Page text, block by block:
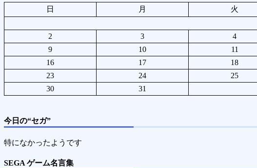
日
月 火
2
3 4
9
10 11
16
17 18
23
24 25
30
31
今日の“セガ”
特になかったようです
SEGA ゲーム名言集